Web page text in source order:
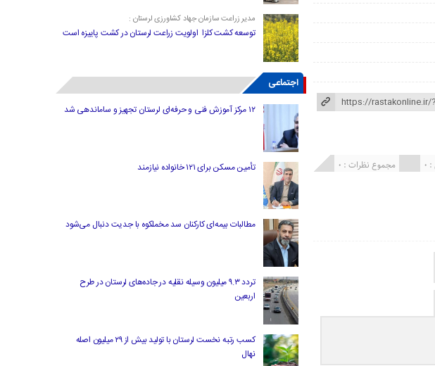
مجموع نظرات : 0
مدیر زراعت سازمان جهاد کشاورزی لرستان :
توسعه کشت کلزا اولویت زراعت لرستان در کشت پاییزه است
اجتماعی
۱۲ مرکز آموزش فنی و حرفه‌ای لرستان تجهیز و ساماندهی شد
تأمین مسکن برای ۱۲۱ خانواده نیازمند
مطالبات بیمه‌ای کارکنان سد مخملکوه با جدیت دنبال می‌شود
تردد ۹.۳ میلیون وسیله نقلیه در جاده‌های لرستان در طرح
اربعین
کسب رتبه نخست لرستان با تولید بیش از ۲۹ میلیون اصله
نهال